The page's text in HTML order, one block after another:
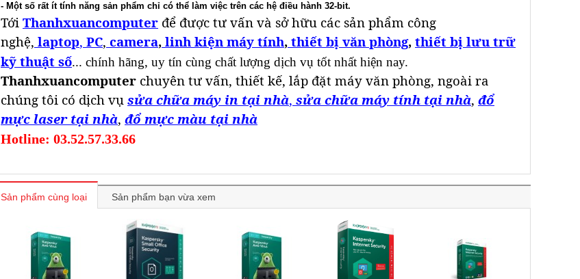
- Một số rất ít tính năng sản phẩm chỉ có thể làm việc trên các hệ điều hành 32-bit.
Tới Thanhxuancomputer để được tư vấn và sở hữu các sản phẩm công
nghệ, laptop, PC, camera, linh kiện máy tính, thiết bị văn phòng, thiết bị lưu trữ
kỹ thuật số... chính hãng, uy tín cùng chất lượng dịch vụ tốt nhất hiện nay.
Thanhxuancomputer chuyên tư vấn, thiết kế, lắp đặt máy văn phòng, ngoài ra
chúng tôi có dịch vụ sửa chữa máy in tại nhà, sửa chữa máy tính tại nhà, đổ
mực laser tại nhà, đổ mực màu tại nhà
Hotline: 03.52.57.33.66
Sản phẩm cùng loại Sản phẩm bạn vừa xem